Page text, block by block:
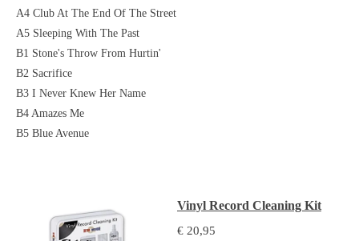
A4 Club At The End Of The Street
A5 Sleeping With The Past
B1 Stone's Throw From Hurtin'
B2 Sacrifice
B3 I Never Knew Her Name
B4 Amazes Me
B5 Blue Avenue
Vinyl Record Cleaning Kit
€ 20,95